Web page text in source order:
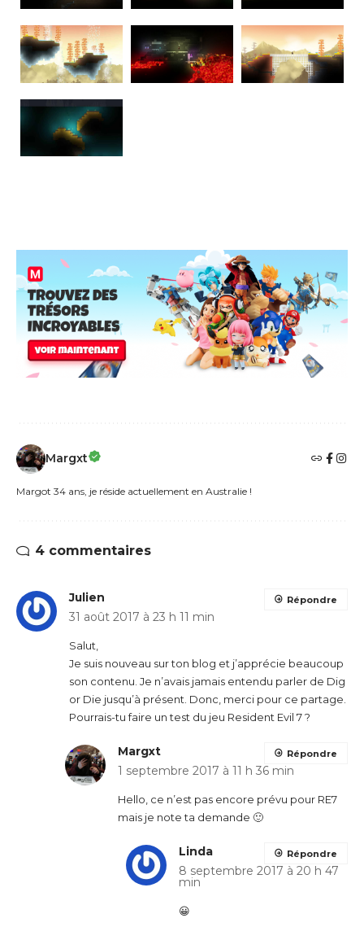
Margxt
Margot 34 ans, je réside actuellement en Australie !
4 commentaires
Julien
31 août 2017 à 23 h 11 min
Salut,
Je suis nouveau sur ton blog et j’apprécie beaucoup
son contenu. Je n’avais jamais entendu parler de Dig
or Die jusqu’à présent. Donc, merci pour ce partage.
Pourrais-tu faire un test du jeu Resident Evil 7 ?
Répondre
Margxt
1 septembre 2017 à 11 h 36 min
Hello, ce n’est pas encore prévu pour RE7
mais je note ta demande 🙂
Répondre
Linda
8 septembre 2017 à 20 h 47
min
😀
Répondre